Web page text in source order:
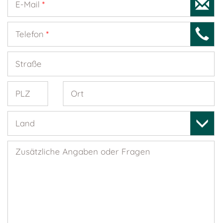
E-Mail *
Telefon *
Straße
PLZ Ort
Land
Zusätzliche Angaben oder Fragen